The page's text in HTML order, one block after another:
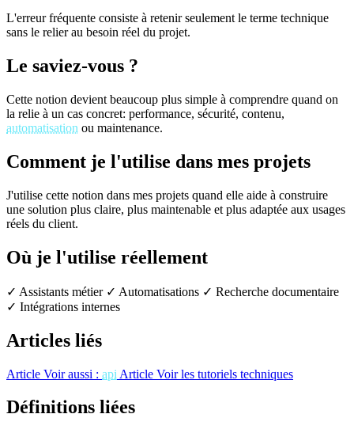
L'erreur fréquente consiste à retenir seulement le terme technique
sans le relier au besoin réel du projet.
Le saviez-vous ?
Cette notion devient beaucoup plus simple à comprendre quand on
la relie à un cas concret: performance, sécurité, contenu,
automatisation ou maintenance.
Comment je l'utilise dans mes projets
J'utilise cette notion dans mes projets quand elle aide à construire
une solution plus claire, plus maintenable et plus adaptée aux usages
réels du client.
Où je l'utilise réellement
✓ Assistants métier ✓ Automatisations ✓ Recherche documentaire
✓ Intégrations internes
Articles liés
Article Voir aussi : api Article Voir les tutoriels techniques
Définitions liées